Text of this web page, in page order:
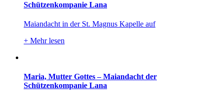
Schützenkompanie Lana
Maiandacht in der St. Magnus Kapelle auf
+ Mehr lesen
Maria, Mutter Gottes – Maiandacht der
Schützenkompanie Lana